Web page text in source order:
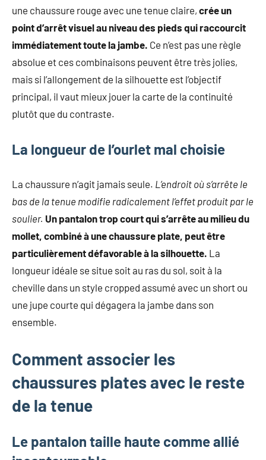
une chaussure rouge avec une tenue claire, crée un
point d’arrêt visuel au niveau des pieds qui raccourcit
immédiatement toute la jambe. Ce n’est pas une règle
absolue et ces combinaisons peuvent être très jolies,
mais si l’allongement de la silhouette est l’objectif
principal, il vaut mieux jouer la carte de la continuité
plutôt que du contraste.
La longueur de l’ourlet mal choisie
La chaussure n’agit jamais seule. L’endroit où s’arrête le
bas de la tenue modifie radicalement l’effet produit par le
soulier. Un pantalon trop court qui s’arrête au milieu du
mollet, combiné à une chaussure plate, peut être
particulièrement défavorable à la silhouette. La
longueur idéale se situe soit au ras du sol, soit à la
cheville dans un style cropped assumé avec un short ou
une jupe courte qui dégagera la jambe dans son
ensemble.
Comment associer les
chaussures plates avec le reste
de la tenue
Le pantalon taille haute comme allié